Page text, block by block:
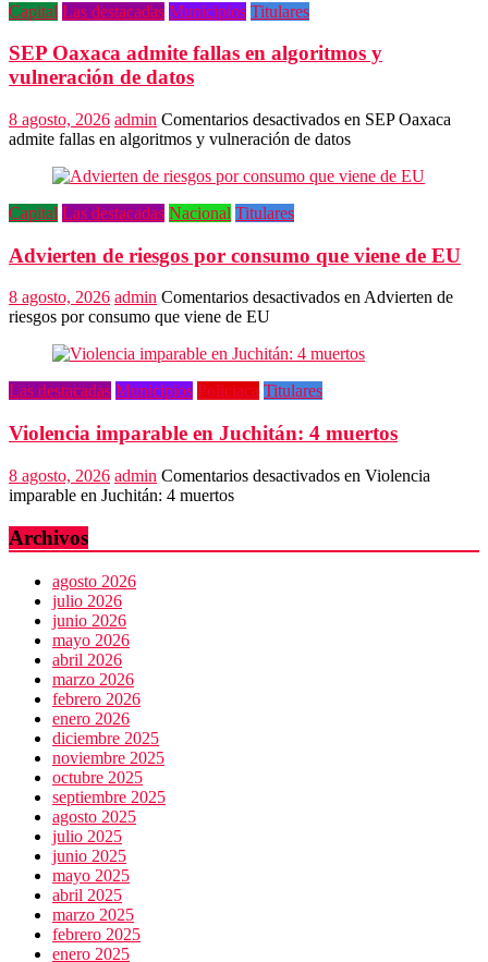
Capital Las destacadas Municipios Titulares
SEP Oaxaca admite fallas en algoritmos y
vulneración de datos
8 agosto, 2026 admin Comentarios desactivados en SEP Oaxaca
admite fallas en algoritmos y vulneración de datos
Capital Las destacadas Nacional Titulares
Advierten de riesgos por consumo que viene de EU
8 agosto, 2026 admin Comentarios desactivados en Advierten de
riesgos por consumo que viene de EU
Las destacadas Municipios Policiaca Titulares
Violencia imparable en Juchitán: 4 muertos
8 agosto, 2026 admin Comentarios desactivados en Violencia
imparable en Juchitán: 4 muertos
Archivos
agosto 2026
julio 2026
junio 2026
mayo 2026
abril 2026
marzo 2026
febrero 2026
enero 2026
diciembre 2025
noviembre 2025
octubre 2025
septiembre 2025
agosto 2025
julio 2025
junio 2025
mayo 2025
abril 2025
marzo 2025
febrero 2025
enero 2025